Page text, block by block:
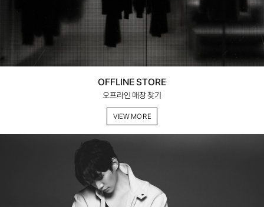
OFFLINE STORE
오프라인 매장 찾기
VIEW MORE